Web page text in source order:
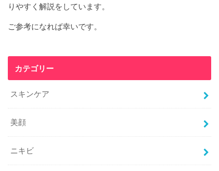
りやすく解説をしています。
ご参考になれば幸いです。
カテゴリー
スキンケア
美顔
ニキビ